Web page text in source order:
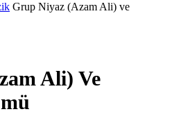
Grup Niyaz (Azam Ali) ve
Ali) Ve